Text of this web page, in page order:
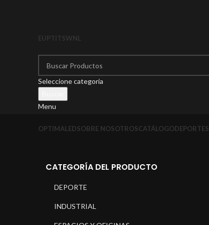
EUPTITSWNL
Seleccione categoria
Menu
OPTIMALEDSOBRE NOSOTROSCATÁLOGODEPORTES
CATEGORÍA DEL PRODUCTO
DEPORTE
INDUSTRIAL